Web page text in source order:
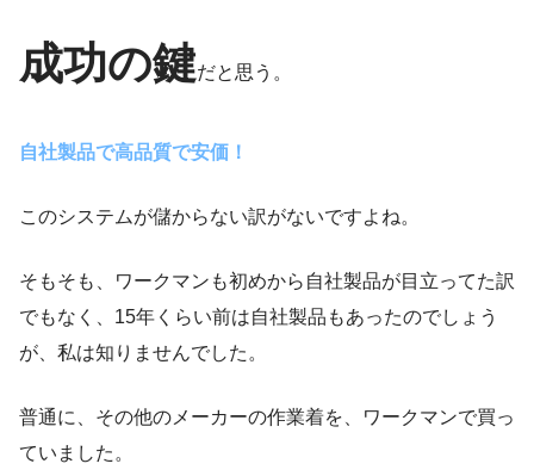
成功の鍵だと思う。
自社製品で高品質で安価！
このシステムが儲からない訳がないですよね。
そもそも、ワークマンも初めから自社製品が目立ってた訳
でもなく、15年くらい前は自社製品もあったのでしょう
が、私は知りませんでした。
普通に、その他のメーカーの作業着を、ワークマンで買っ
ていました。